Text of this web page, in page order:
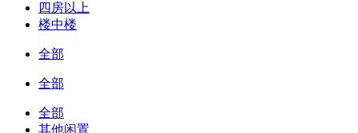
四房以上
楼中楼
全部
全部
全部
其他闲置